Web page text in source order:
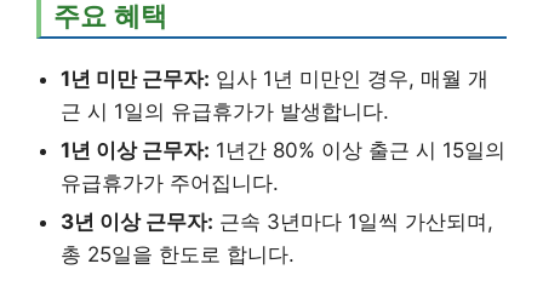
주요 혜택
1년 미만 근무자: 입사 1년 미만인 경우, 매월 개
근 시 1일의 유급휴가가 발생합니다.
1년 이상 근무자: 1년간 80% 이상 출근 시 15일의
유급휴가가 주어집니다.
3년 이상 근무자: 근속 3년마다 1일씩 가산되며,
총 25일을 한도로 합니다.